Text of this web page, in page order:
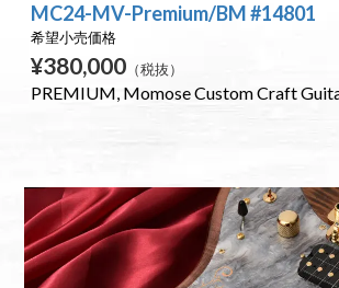
MC24-MV-Premium/BM #14801
希望小売価格
¥380,000 （税抜）
PREMIUM Momose Custom Craft